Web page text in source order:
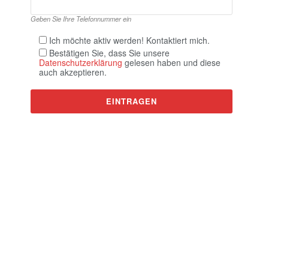
Geben Sie Ihre Telefonnummer ein
Ich möchte aktiv werden! Kontaktiert mich.
Bestätigen Sie, dass Sie unsere
Datenschutzerklärung gelesen haben und diese
auch akzeptieren.